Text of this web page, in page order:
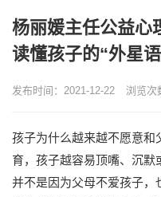
杨丽媛主任公益
读懂孩子的“外星语
发布时间：2021-12-22 浏览次
孩子为什么越来越不愿意和
育，孩子越容易顶嘴、沉默
并不是因为父母不爱孩子，